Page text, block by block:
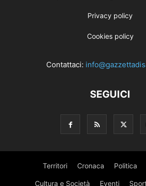
Privacy policy
Cookies policy
Contattaci:
SEGUICI
Territori Cronaca Politica
Cultura e Società Eventi